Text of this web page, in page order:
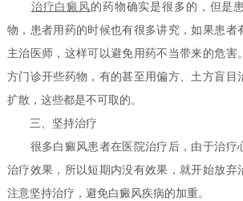
治疗白癜风的药物确实是很多的，但是
物，患者用药的时候也有很多讲究，如果患者
主治医师，这样可以避免用药不当带来的危害
方门诊开些药物，有的甚至用偏方、土方盲目
扩散，这些都是不可取的。
三、坚持治疗
很多白癜风患者在医院治疗后，由于治疗
治疗效果，所以短期内没有效果，就开始放弃
注意坚持治疗，避免白癜风疾病的加重。